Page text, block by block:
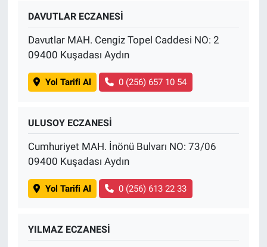
DAVUTLAR ECZANESİ
Davutlar MAH. Cengiz Topel Caddesi NO: 2
09400 Kuşadası Aydın
Yol Tarifi Al 0 (256) 657 10 54
ULUSOY ECZANESİ
Cumhuriyet MAH. İnönü Bulvarı NO: 73/06
09400 Kuşadası Aydın
Yol Tarifi Al 0 (256) 613 22 33
YILMAZ ECZANESİ